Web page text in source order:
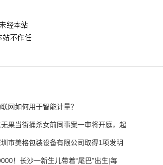
网如何用于智能计量？
果当街捅杀女前同事案一审将开庭，起
市美格包装设备有限公司取得1项发明
！长沙一新生儿带着“尾巴”出生|每